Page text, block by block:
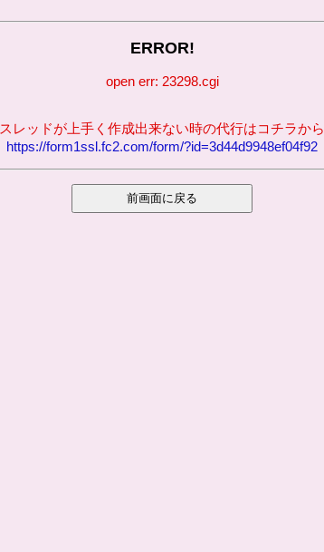
ERROR!
open err: 23298.cgi
スレッドが上手く作成出来ない時の代行はコチラから
https://form1ssl.fc2.com/form/?id=3d44d9948ef04f92